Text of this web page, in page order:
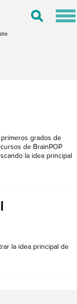
Toggle
grados de
de BrainPOP
la idea principal
la idea principal de